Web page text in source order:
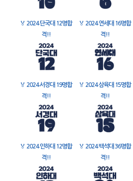
🏅 2024 단국대 12명합
격!!
🏅 2024 연세대 16명합
격!!
🏅 2024 서경대 19명합
격!!
🏅 2024 삼육대 15명합
격!!
🏅 2024 인하대 12명합
격!!
🏅 2024 백석대 36명합
격!!